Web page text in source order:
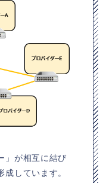
」が相互に結び
しています。